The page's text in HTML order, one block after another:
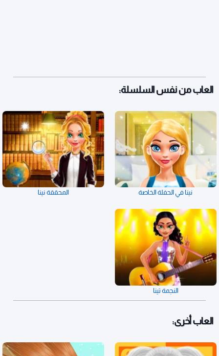
العاب من نفس السلسلة:
نينا في الحفلة الخاصة المحققة نينا
النجمة تينا
العاب أخرى: